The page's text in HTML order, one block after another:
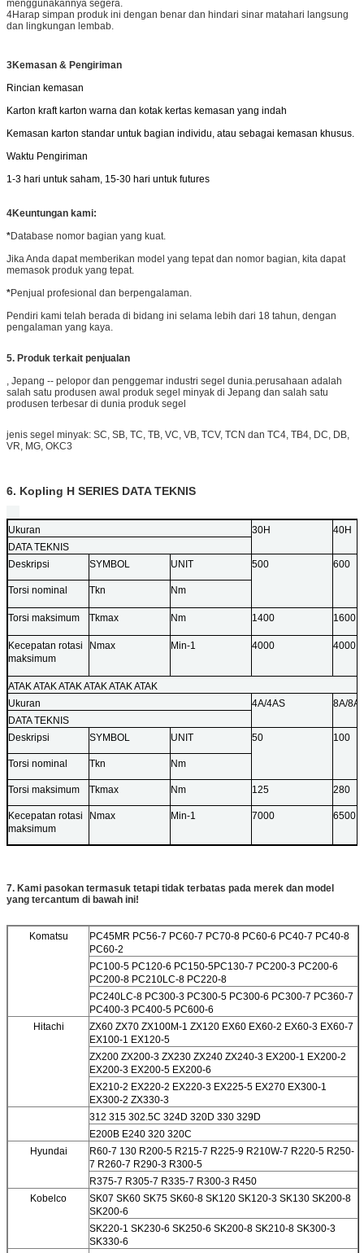
menggunakannya segera.
4Harap simpan produk ini dengan benar dan hindari sinar matahari langsung
dan lingkungan lembab.
3Kemasan & Pengiriman
Rincian kemasan
Karton kraft karton warna dan kotak kertas kemasan yang indah
Kemasan karton standar untuk bagian individu, atau sebagai kemasan khusus.
Waktu Pengiriman
1-3 hari untuk saham, 15-30 hari untuk futures
4Keuntungan kami:
*Database nomor bagian yang kuat.
Jika Anda dapat memberikan model yang tepat dan nomor bagian, kita dapat
memasok produk yang tepat.
*Penjual profesional dan berpengalaman.
Pendiri kami telah berada di bidang ini selama lebih dari 18 tahun, dengan
pengalaman yang kaya.
5. Produk terkait penjualan
, Jepang -- pelopor dan penggemar industri segel dunia.perusahaan adalah
salah satu produsen awal produk segel minyak di Jepang dan salah satu
produsen terbesar di dunia produk segel
jenis segel minyak: SC, SB, TC, TB, VC, VB, TCV, TCN dan TC4, TB4, DC, DB,
VR, MG, OKC3
6. Kopling H SERIES DATA TEKNIS
Ukuran 30H
40H
DATA TEKNIS
Deskripsi
SYMBOL UNIT 500 600
Torsi nominal Tkn Nm
Torsi maksimum Tkmax Nm 1400 1600
Kecepatan rotasi
maksimum
Nmax Min-1 4000 4000
ATAK ATAK ATAK ATAK ATAK ATAK
Ukuran
4A/4AS
8A/
DATA TEKNIS
Deskripsi
SYMBOL UNIT 50 100
Torsi nominal Tkn Nm
Torsi maksimum Tkmax Nm 125 280
Kecepatan rotasi
maksimum
Nmax Min-1 7000 6500
7. Kami pasokan termasuk tetapi tidak terbatas pada merek dan model
yang tercantum di bawah ini!
Komatsu
PC45MR PC56-7 PC60-7 PC70-8 PC60-6 PC40-7 PC40-8
PC60-2
PC100-5 PC120-6 PC150-5PC130-7 PC200-3 PC200-6
PC200-8 PC210LC-8 PC220-8
PC240LC-8 PC300-3 PC300-5 PC300-6 PC300-7 PC360-7
PC400-3 PC400-5 PC600-6
Hitachi
ZX60 ZX70 ZX100M-1 ZX120 EX60 EX60-2 EX60-3 EX60-7
EX100-1 EX120-5
ZX200 ZX200-3 ZX230 ZX240 ZX240-3 EX200-1 EX200-2
EX200-3 EX200-5 EX200-6
EX210-2 EX220-2 EX220-3 EX225-5 EX270 EX300-1
EX300-2 ZX330-3
312 315 302.5C 324D 320D 330 329D
E200B E240 320 320C
Hyundai
R60-7 130 R200-5 R215-7 R225-9 R210W-7 R220-5 R250-
7 R260-7 R290-3 R300-5
R375-7 R305-7 R335-7 R300-3 R450
Kobelco
SK07 SK60 SK75 SK60-8 SK120 SK120-3 SK130 SK200-8
SK200-6
SK220-1 SK230-6 SK250-6 SK200-8 SK210-8 SK300-3
SK330-6